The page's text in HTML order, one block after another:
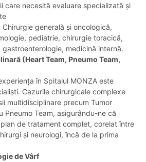
care necesită evaluare specializată și
Chirurgie generală și oncologică,
pediatrie, chirurgie toracică,
medicină internă.
(Heart Team, Pneumo Team,
în Spitalul MONZA este
Cazurile chirurgicale complexe
multidisciplinare precum Tumor
Pneumo Team, asigurându-ne că
de tratament complet, corelat între
și neurologi, încă de la prima
de Vârf